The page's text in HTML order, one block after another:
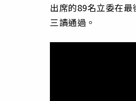
出席的89名立委在
三讀通過。